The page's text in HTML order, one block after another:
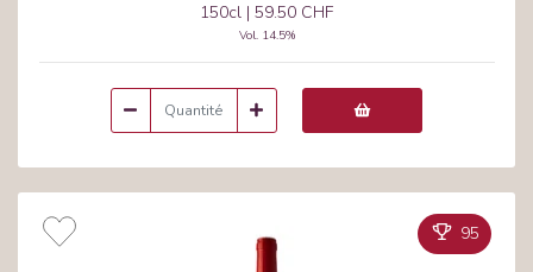
150cl | 59.50 CHF
Vol. 14.5%
95